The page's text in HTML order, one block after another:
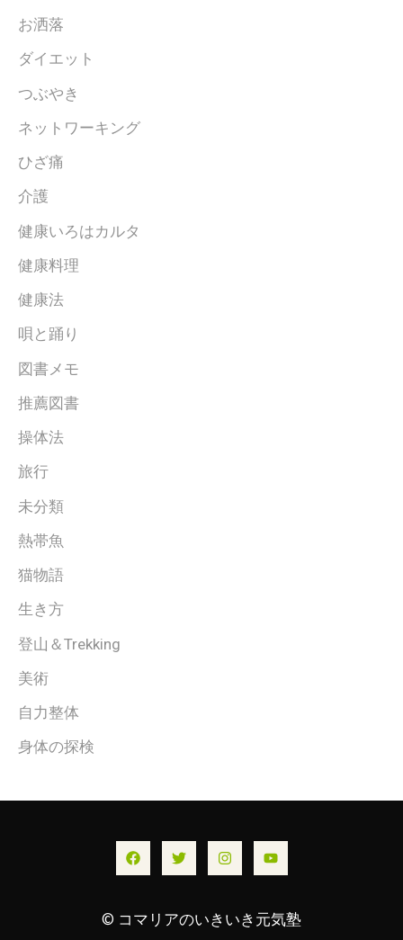
お洒落
ダイエット
つぶやき
ネットワーキング
ひざ痛
介護
健康いろはカルタ
健康料理
健康法
唄と踊り
図書メモ
推薦図書
操体法
旅行
未分類
熱帯魚
猫物語
生き方
登山＆Trekking
美術
自力整体
身体の探検
© コマリアのいきいき元気塾